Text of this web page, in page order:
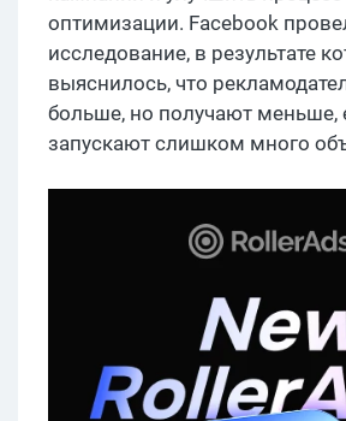
оптимизации. Facebook
исследование, в результате
выяснилось, что
больше, но получают меньше,
запускают слишком много